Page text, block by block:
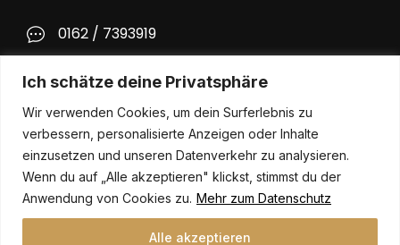
Ich schätze deine Privatsphäre
Wir verwenden Cookies, um dein Surferlebnis zu
verbessern, personalisierte Anzeigen oder Inhalte
einzusetzen und unseren Datenverkehr zu analysieren.
Wenn du auf „Alle akzeptieren" klickst, stimmst du der
Anwendung von Cookies zu. Mehr zum Datenschutz
Alle akzeptieren
0162 / 7393919
Social Media